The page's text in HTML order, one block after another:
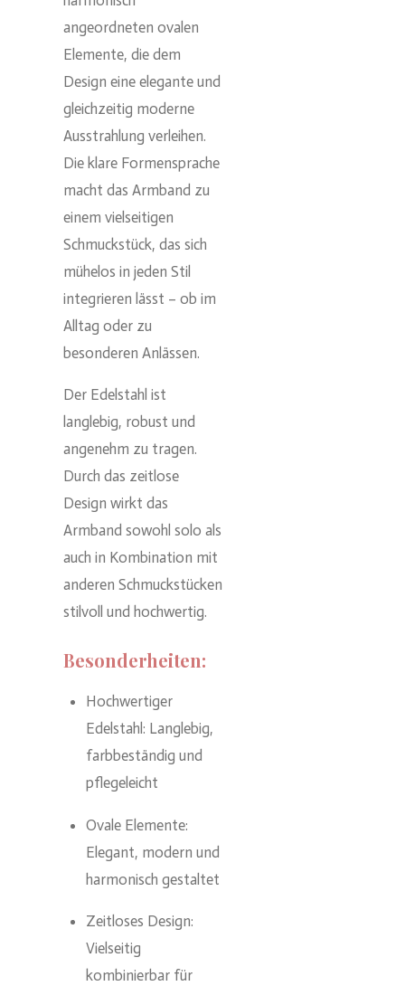
angeordneten ovalen
Elemente, die dem
Design eine elegante und
gleichzeitig moderne
Ausstrahlung verleihen.
Die klare Formensprache
macht das Armband zu
einem vielseitigen
Schmuckstück, das sich
mühelos in jeden Stil
integrieren lässt – ob im
Alltag oder zu
besonderen Anlässen.
Der Edelstahl ist
langlebig, robust und
angenehm zu tragen.
Durch das zeitlose
Design wirkt das
Armband sowohl solo als
auch in Kombination mit
anderen Schmuckstücken
stilvoll und hochwertig.
Besonderheiten:
Hochwertiger
Edelstahl: Langlebig,
farbbeständig und
pflegeleicht
Ovale Elemente:
Elegant, modern und
harmonisch gestaltet
Zeitloses Design:
Vielseitig
kombinierbar für